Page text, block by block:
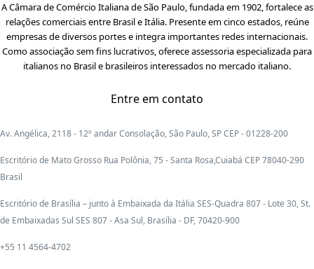
A Câmara de Comércio Italiana de São Paulo, fundada em 1902, fortalece as
relações comerciais entre Brasil e Itália. Presente em cinco estados, reúne
empresas de diversos portes e integra importantes redes internacionais.
Como associação sem fins lucrativos, oferece assessoria especializada para
italianos no Brasil e brasileiros interessados no mercado italiano.
Entre em contato
Av. Angélica, 2118 - 12º andar Consolação, São Paulo, SP CEP - 01228-200
Escritório de Mato Grosso Rua Polônia, 75 - Santa Rosa,Cuiabá CEP 78040-290
Brasil
Escritório de Brasília – junto à Embaixada da Itália SES-Quadra 807 - Lote 30, St.
de Embaixadas Sul SES 807 - Asa Sul, Brasília - DF, 70420-900
+55 11 4564-4702